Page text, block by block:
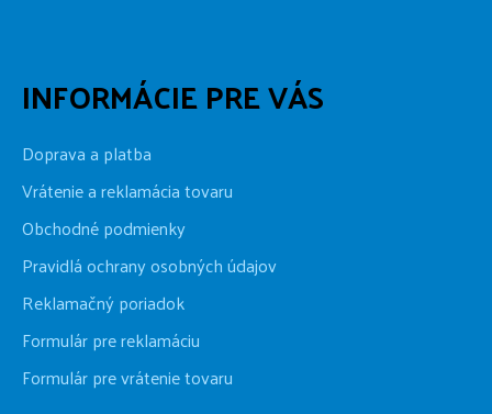
INFORMÁCIE PRE VÁS
Doprava a platba
Vrátenie a reklamácia tovaru
Obchodné podmienky
Pravidlá ochrany osobných údajov
Reklamačný poriadok
Formulár pre reklamáciu
Formulár pre vrátenie tovaru